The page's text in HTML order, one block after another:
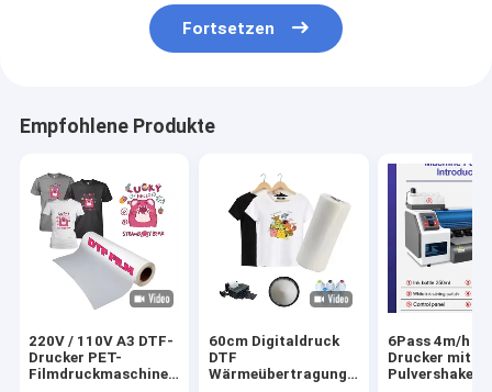
Fortsetzen
Empfohlene Produkte
220V / 110V A3 DTF-
Drucker PET-
Filmdruckmaschine
60cm Digitaldruck
DTF
Wärmeübertragung
6Pass 4m/h
Drucker mit
Pulvershaker